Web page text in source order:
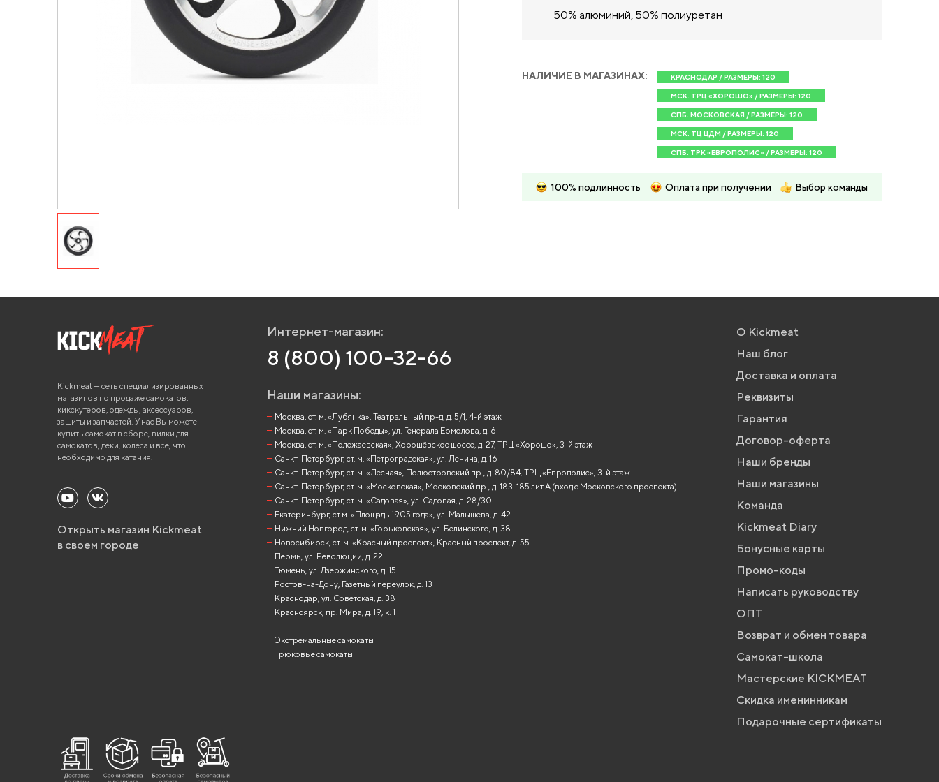
50% алюминий, 50% полиуретан
НАЛИЧИЕ В МАГАЗИНАХ: КРАСНОДАР / РАЗМЕРЫ: 120
МСК. ТРЦ «ХОРОШО» / РАЗМЕРЫ: 120
СПБ. МОСКОВСКАЯ / РАЗМЕРЫ: 120
МСК. ТЦ ЦДМ / РАЗМЕРЫ: 120
СПБ. ТРК «ЕВРОПОЛИС» / РАЗМЕРЫ: 120
100% подлинность Оплата при получении Выбор команды
Kickmeat — сеть специализированных
магазинов по продаже самокатов,
кикскутеров, одежды, аксессуаров,
защиты и запчастей. У нас Вы можете
купить самокат в сборе, вилки для
самокатов, деки, колеса и все, что
необходимо для катания.
Открыть магазин Kickmeat
в своем городе
Интернет-магазин:
8 (800) 100-32-66
Наши магазины:
Москва, ст. м. «Лубянка», Театральный пр-д, д. 5/1, 4-й этаж
Москва, ст. м. «Парк Победы», ул. Генерала Ермолова, д. 6
Москва, ст. м. «Полежаевская», Хорошёвское шоссе, д. 27, ТРЦ «Хорошо», 3-й этаж
Санкт-Петербург, ст. м. «Петроградская», ул. Ленина, д. 16
Санкт-Петербург, ст. м. «Лесная», Полюстровский пр., д. 80/84, ТРЦ «Европолис», 3-й этаж
Санкт-Петербург, ст. м. «Московская», Московский пр., д. 183-185 лит А (вход с Московского проспекта)
Санкт-Петербург, ст. м. «Садовая», ул. Садовая, д. 28/30
Екатеринбург, ст.м. «Площадь 1905 года», ул. Малышева, д. 42
Нижний Новгород, ст. м. «Горьковская», ул. Белинского, д. 38
Новосибирск, ст. м. «Красный проспект», Красный проспект, д. 55
Пермь, ул. Революции, д. 22
Тюмень, ул. Дзержинского, д. 15
Ростов-на-Дону, Газетный переулок, д. 13
Краснодар, ул. Советская, д. 38
Красноярск, пр. Мира, д. 19, к. 1
Экстремальные самокаты
Трюковые самокаты
О Kickmeat
Наш блог
Доставка и оплата
Реквизиты
Гарантия
Договор-оферта
Наши бренды
Наши магазины
Команда
Kickmeat Diary
Бонусные карты
Промо-коды
Написать руководству
ОПТ
Возврат и обмен товара
Самокат-школа
Мастерские KICKMEAT
Скидка именинникам
Подарочные сертификаты